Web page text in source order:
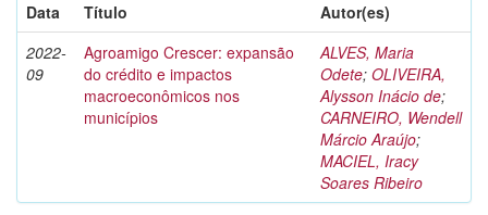
Data
Título
Autor(es)
2022-
09
Agroamigo Crescer: expansão
do crédito e impactos
macroeconômicos nos
municípios
ALVES, Maria
Odete; OLIVEIRA,
Alysson Inácio de;
CARNEIRO, Wendell
Márcio Araújo;
MACIEL, Iracy
Soares Ribeiro